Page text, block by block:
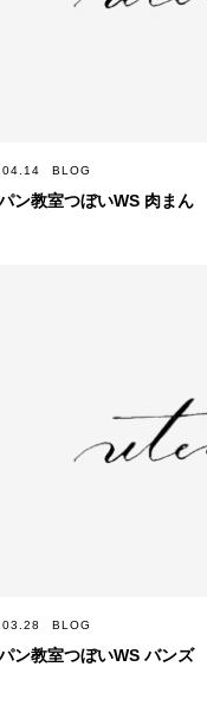
BLOG
ン教室つぼいWS 肉まん
BLOG
ン教室つぼいWS バンズ